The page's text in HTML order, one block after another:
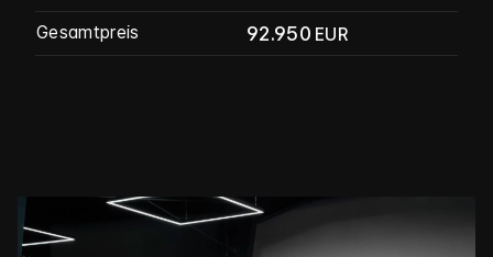
Gesamtpreis 92.950 EUR